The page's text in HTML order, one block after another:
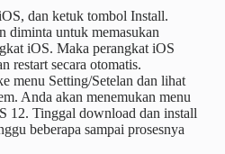
dan ketuk tombol Install.
diminta untuk memasukan
iOS. Maka perangkat iOS
restart secara otomatis.
menu Setting/Setelan dan lihat
Anda akan menemukan menu
12. Tinggal download dan install
beberapa sampai prosesnya